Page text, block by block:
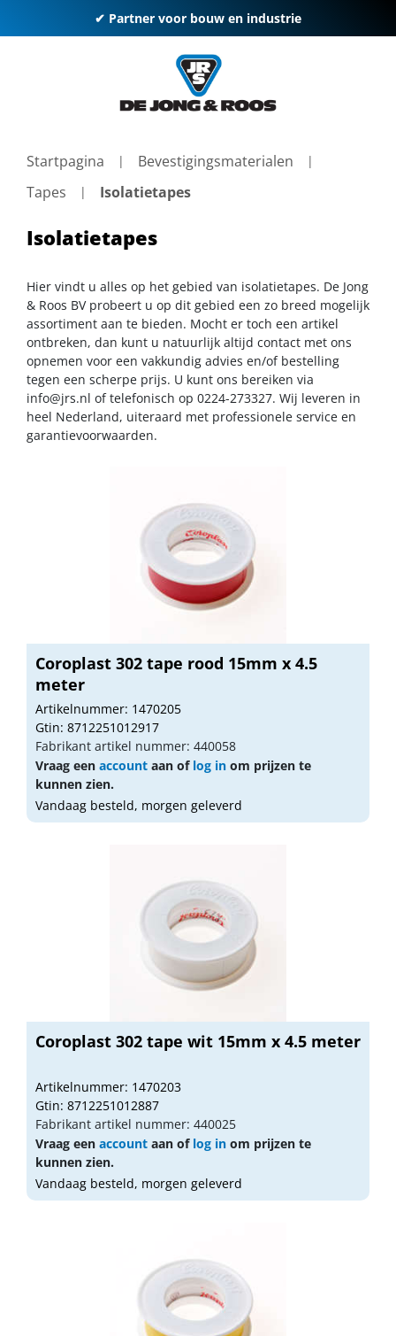
✔ Partner voor bouw en industrie
Startpagina
Bevestigingsmaterialen
Tapes
Isolatietapes
Isolatietapes
Hier vindt u alles op het gebied van isolatietapes. De Jong
& Roos BV probeert u op dit gebied een zo breed mogelijk
assortiment aan te bieden. Mocht er toch een artikel
ontbreken, dan kunt u natuurlijk altijd contact met ons
opnemen voor een vakkundig advies en/of bestelling
tegen een scherpe prijs. U kunt ons bereiken via
info@jrs.nl of telefonisch op 0224-273327. Wij leveren in
heel Nederland, uiteraard met professionele service en
garantievoorwaarden.
Coroplast 302 tape rood 15mm x 4.5
meter
Artikelnummer: 1470205
Gtin: 8712251012917
Fabrikant artikel nummer: 440058
Vraag een account aan of log in om prijzen te
kunnen zien.
Vandaag besteld, morgen geleverd
Coroplast 302 tape wit 15mm x 4.5 meter
Artikelnummer: 1470203
Gtin: 8712251012887
Fabrikant artikel nummer: 440025
Vraag een account aan of log in om prijzen te
kunnen zien.
Vandaag besteld, morgen geleverd